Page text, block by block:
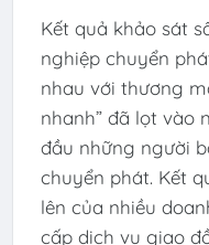
Kết quả khảo sát
nghiệp chuyển
nhau với thương
nhanh” đã lọt vào
đầu những người
chuyển phát. Kết
lên của nhiều
cấp dịch vụ giao